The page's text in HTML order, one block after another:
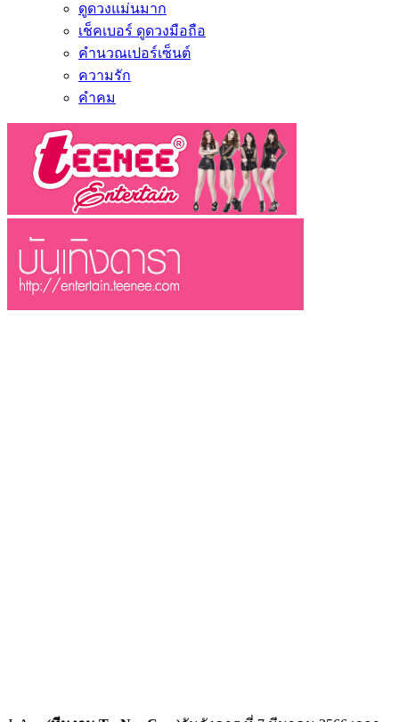
ดูดวงแม่นมาก
เช็คเบอร์ ดูดวงมือถือ
คำนวณเปอร์เซ็นต์
ความรัก
คำคม